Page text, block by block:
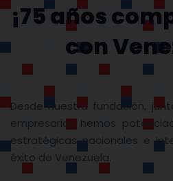
¡75 años
con